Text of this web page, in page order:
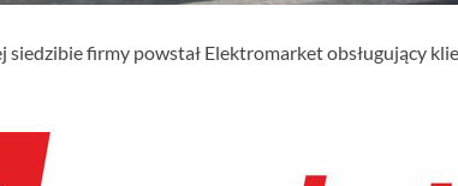
firmy powstał Elektromarket obsługujący